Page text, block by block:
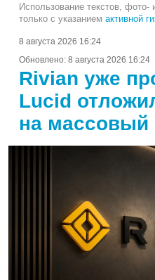
Использование текстов, фото-
только с указанием активной
8 августа 2026 16:24
Обновлено: 8 августа 2026 16:24
Rivian уже
Lucid
на массовый